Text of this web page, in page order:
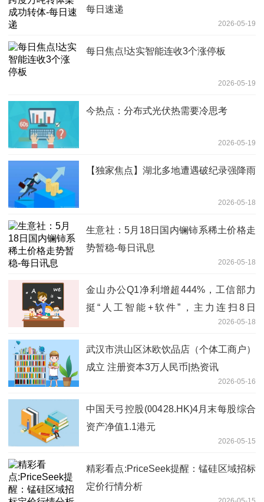
每日速递
2026-05-19
每日焦点!达实智能连收3个涨停板
2026-05-19
今热点：分布式光伏热需要冷思考
2026-05-19
【独家焦点】湖北多地遭遇破纪录强降雨
2026-05-18
生意社：5月18日国内镧铈系稀土价格走
势暂稳-每日讯息
2026-05-18
金山办公Q1净利增超444%，工信部力
挺“人工智能+软件”，主力连扫8日
2026-05-18
武汉市洪山区沐欧饮品店（个体工商户）
成立 注册资本3万人民币|热资讯
2026-05-16
中国天弓控股(00428.HK)4月末每股综合
资产净值1.1港元
2026-05-15
精彩看点:PriceSeek提醒：锰硅区域招标
定价行情分析